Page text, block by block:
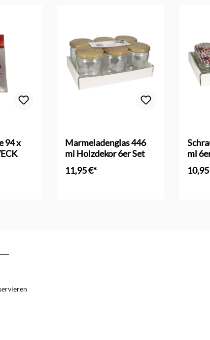
94 x
Marmeladenglas 446
ml Holzdekor 6er Set
11,95 €*
ml